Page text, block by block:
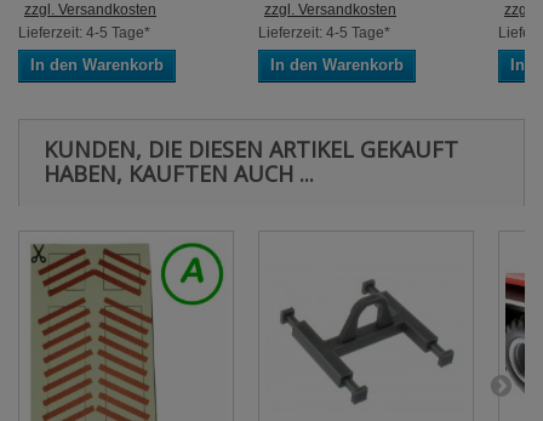
zzgl. Versandkosten
Lieferzeit: 4-5 Tage*
In den Warenkorb
zzgl. Versandkosten
Lieferzeit: 4-5 Tage*
In den Warenkorb
zzgl.
In
KUNDEN, DIE DIESEN ARTIKEL GEKAUFT
HABEN, KAUFTEN AUCH ...